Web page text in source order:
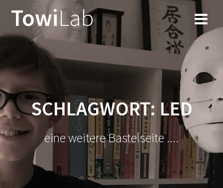
Inhalt
TowiLab
SCHLAGWORT: LED
eine weitere Bastelseite ....